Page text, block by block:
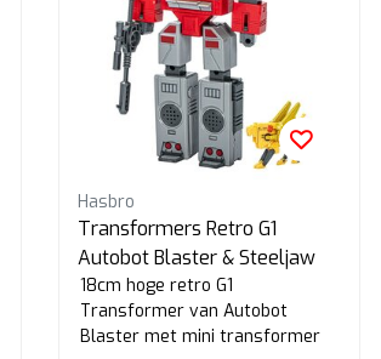
Hasbro
Transformers Retro G1
Autobot Blaster & Steeljaw
18cm hoge retro G1
Transformer van Autobot
Blaster met mini transformer